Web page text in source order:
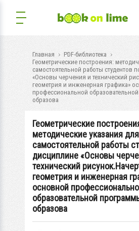
Главная
PDF-библиотека
Геометрические построения:
самостоятельной работы студентов
«Основы черчения и технический
геометрия и инженерная графика»
профессиональной
образова
Геометрические
методические указания для
самостоятельной работы
дисциплине «Основы
технический
геометрия и инженерная
основной
образовательной
образова